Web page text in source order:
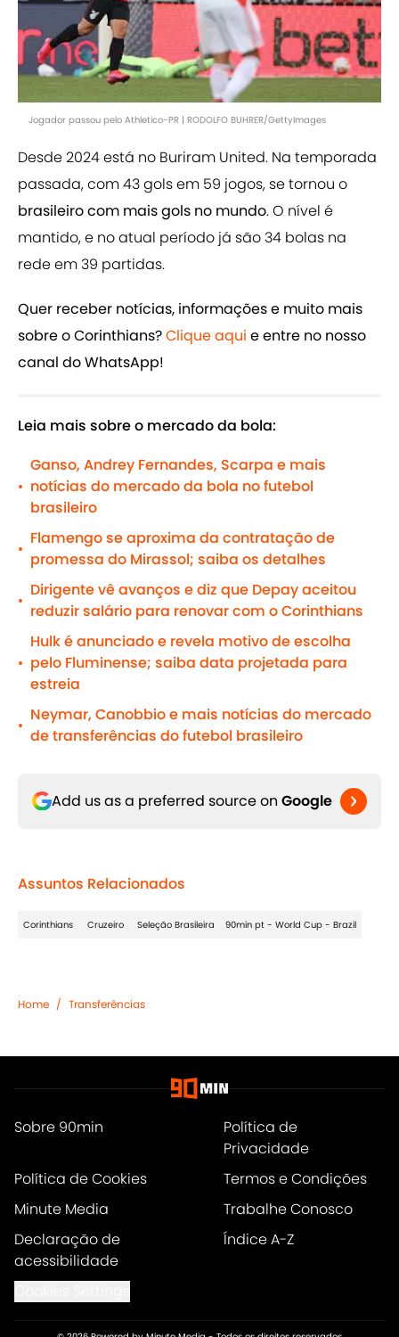
Jogador passou pelo Athletico-PR | RODOLFO BUHRER/GettyImages
Desde 2024 está no Buriram United. Na temporada
passada, com 43 gols em 59 jogos, se tornou o
brasileiro com mais gols no mundo. O nível é
mantido, e no atual período já são 34 bolas na
rede em 39 partidas.
Quer receber notícias, informações e muito mais
sobre o Corinthians?Clique aqui e entre no nosso
canal do WhatsApp!
Leia mais sobre o mercado da bola:
•
Ganso, Andrey Fernandes, Scarpa e mais
notícias do mercado da bola no futebol
brasileiro
•
Flamengo se aproxima da contratação de
promessa do Mirassol; saiba os detalhes
•
Dirigente vê avanços e diz que Depay aceitou
reduzir salário para renovar com o Corinthians
•
Hulk é anunciado e revela motivo de escolha
pelo Fluminense; saiba data projetada para
estreia
•
Neymar, Canobbio e mais notícias do mercado
de transferências do futebol brasileiro
Add us as a preferred source on Google
Assuntos Relacionados
Corinthians Cruzeiro Seleção Brasileira 90min pt - World Cup - Brazil
Home / Transferências
Sobre 90min
Política de
Privacidade
Política de Cookies
Termos e Condições
Minute Media
Trabalhe Conosco
Declaração de
acessibilidade
Índice A-Z